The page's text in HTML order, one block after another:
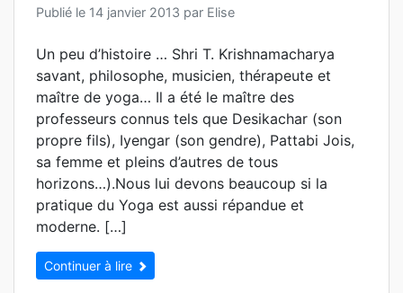
Publié le 14 janvier 2013 par Elise
Un peu d’histoire … Shri T. Krishnamacharya
savant, philosophe, musicien, thérapeute et
maître de yoga… Il a été le maître des
professeurs connus tels que Desikachar (son
propre fils), Iyengar (son gendre), Pattabi Jois,
sa femme et pleins d’autres de tous
horizons…).Nous lui devons beaucoup si la
pratique du Yoga est aussi répandue et
moderne. […]
Continuer à lire